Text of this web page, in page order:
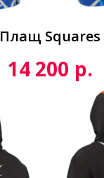
Плащ Squares
14 200 р.